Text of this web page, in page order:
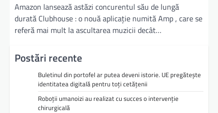
Amazon lansează astăzi concurentul său de lungă
durată Clubhouse : o nouă aplicație numită Amp , care se
referă mai mult la ascultarea muzicii decât…
Postări recente
Buletinul din portofel ar putea deveni istorie. UE pregătește
identitatea digitală pentru toți cetățenii
Roboții umanoizi au realizat cu succes o intervenție
chirurgicală